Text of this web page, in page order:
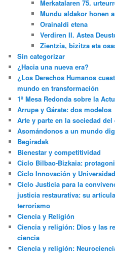
Merkatalaren 75.
Mundu aldakor honen
Orainaldi etena
Verdiren II. Astea
Zientzia, bizitza eta
Sin categorizar
¿Hacia una nueva era?
¿Los Derechos Humanos
mundo en transformación
1º Mesa Redonda sobre la
Arrupe y Gárate: dos modelos
Arte y parte en la sociedad del
Asomándonos a un mundo
Begiradak
Bienestar y competitividad
Ciclo Bilbao-Bizkaia:
Ciclo Innovación y Universidad
Ciclo Justicia para la
justicia restaurativa: su
terrorismo
Ciencia y Religión
Ciencia y religión: Dios y las
ciencia
Ciencia y religión: